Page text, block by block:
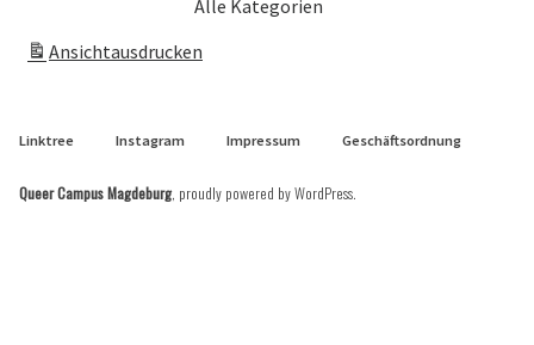
Alle Kategorien
Ansichtausdrucken
Linktree Instagram Impressum Geschäftsordnung
Queer Campus Magdeburg, proudly powered by WordPress.